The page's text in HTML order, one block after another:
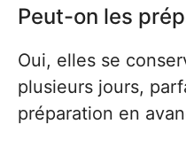
Peut-on les
Oui, elles se
plusieurs jours,
préparation en